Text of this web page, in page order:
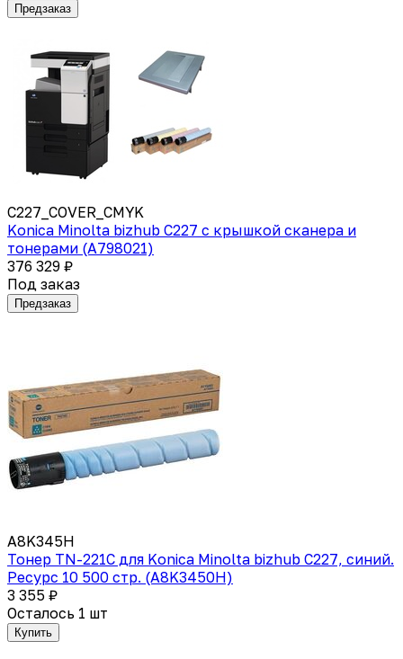
Предзаказ
C227_COVER_CMYK
Konica Minolta bizhub C227 с крышкой сканера и
тонерами (A798021)
376 329 ₽
Под заказ
Предзаказ
A8K345H
Тонер TN-221C для Konica Minolta bizhub C227, синий.
Ресурс 10 500 стр. (A8K3450H)
3 355 ₽
Осталось 1 шт
Купить